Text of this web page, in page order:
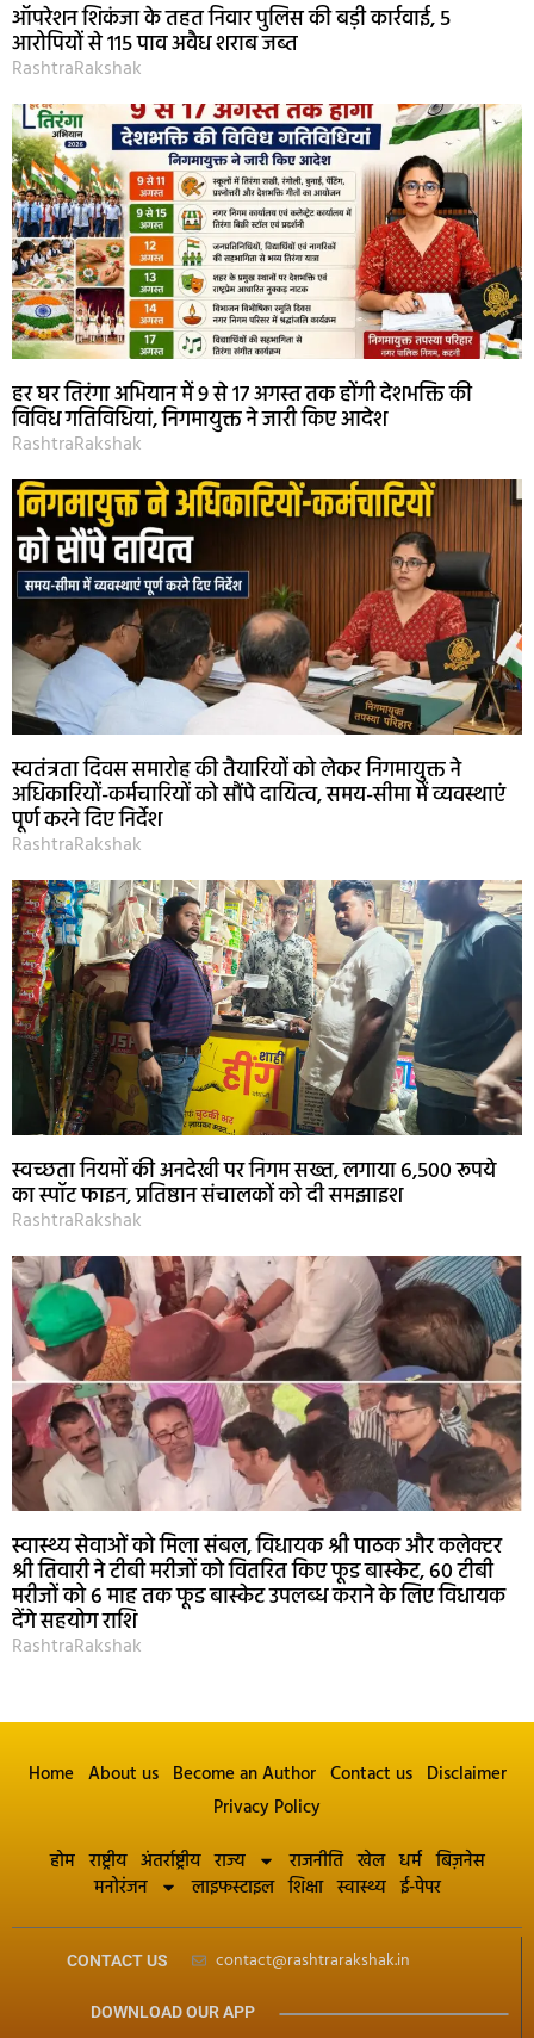
ऑपरेशन शिकंजा के तहत निवार पुलिस की बड़ी कार्रवाई, 5
आरोपियों से 115 पाव अवैध शराब जब्त
RashtraRakshak
हर घर तिरंगा अभियान में 9 से 17 अगस्त तक होंगी देशभक्ति की
विविध गतिविधियां, निगमायुक्त ने जारी किए आदेश
RashtraRakshak
स्वतंत्रता दिवस समारोह की तैयारियों को लेकर निगमायुक्त ने
अधिकारियों-कर्मचारियों को सौंपे दायित्व, समय-सीमा में व्यवस्थाएं
पूर्ण करने दिए निर्देश
RashtraRakshak
स्वच्छता नियमों की अनदेखी पर निगम सख्त, लगाया 6,500 रूपये
का स्पॉट फाइन, प्रतिष्ठान संचालकों को दी समझाइश
RashtraRakshak
स्वास्थ्य सेवाओं को मिला संबल, विधायक श्री पाठक और कलेक्टर
श्री तिवारी ने टीबी मरीजों को वितरित किए फूड बास्केट, 60 टीबी
मरीजों को 6 माह तक फूड बास्केट उपलब्ध कराने के लिए विधायक
देंगे सहयोग राशि
RashtraRakshak
Home About us Become an Author Contact us Disclaimer
Privacy Policy
होम राष्ट्रीय अंतर्राष्ट्रीय राज्य राजनीति खेल धर्म बिज़नेस
मनोरंजन
लाइफस्टाइल शिक्षा स्वास्थ्य ई-पेपर
CONTACT US contact@rashtrarakshak.in
DOWNLOAD OUR APP